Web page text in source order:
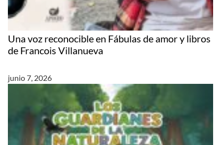
Una voz reconocible en Fábulas de amor y libros
de Francois Villanueva
junio 7, 2026